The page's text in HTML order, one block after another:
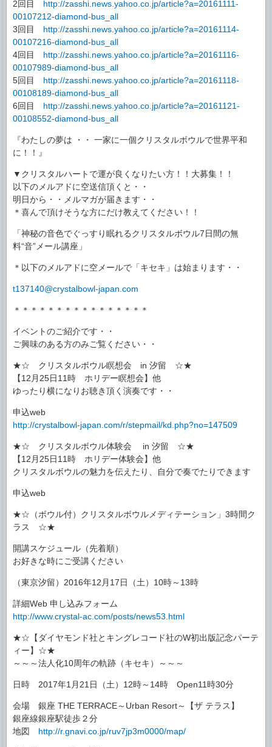
2回目 http://zasshi.news.yahoo.co.jp/article?a=20161111-
00107212-diamond-bus_all
3回目 http://zasshi.news.yahoo.co.jp/article?a=20161114-
00107216-diamond-bus_all
4回目 http://zasshi.news.yahoo.co.jp/article?a=20161116-
00107989-diamond-bus_all
5回目 http://zasshi.news.yahoo.co.jp/article?a=20161118-
00108189-diamond-bus_all
6回目 http://zasshi.news.yahoo.co.jp/article?a=20161121-
00108552-diamond-bus_all
『わたしの夢は ・・ 一家に一個クリスタルボウルで世界平和
に！！』
▼クリスタルハートで運が良くなりたい方！！大募集！！
以下のメルアドに空送信頂くと・・
明日から・・メルマガが届きます・・
＊喜んで頂けそうな方にだけ教えてください！！
「神秘の音色でぐっすり眠れるクリスタルボウル7日間の無
料“音”メール講座」
＊以下のメルアドに空メールで「キセキ」は始まります・・
t137140@crystalbowl-japan.com
＊＊＊＊＊＊＊＊＊＊＊＊＊＊＊＊
イベントのご紹介です・・
ご興味のある方のみご覧ください・・
★☆ クリスタルボウル瞑想会 in 汐留 ☆★
【12月25日11時 ホリデー瞑想会】他
ゆったり横になりお聴き頂く演奏です・・
申込web
http://crystalbowl-japan.com/r/stepmail/kd.php?no=147509
★☆ クリスタルボウル体験会 in 汐留 ☆★
【12月25日11時 ホリデー体験会】他
クリスタルボウルの魅力を伝えたり、自分で奏でたりできます
申込web
★☆（ボウル付）クリスタルボウルメディテーション」3時間ク
ラス ☆★
開講スケジュール（先着順）
お好きな時にご受講ください
（東京汐留）2016年12月17日（土）10時～13時
詳細Web 申し込みフォーム
http://www.crystal-ac.com/posts/news53.html
★☆【ダイヤモンド社とキングレコード社のW初出版記念パーテ
ィー】☆★
～～～法人化10周年の軌跡（キセキ）～～～
日時 2017年1月21日（土）12時～14時 Open11時30分
会場 銀座 THE TERRACE～Urban Resort～【ザ テラス】
銀座線銀座駅徒歩２分
地図 http://r.gnavi.co.jp/ruv7jp3m0000/map/